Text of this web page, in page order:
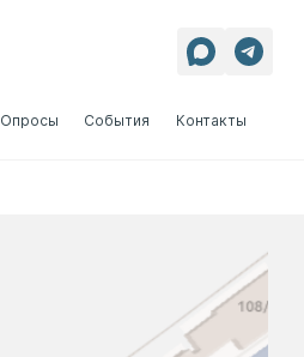
Опросы События Контакты